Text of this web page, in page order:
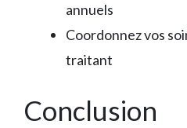
annuels
Coordonnez vos
traitant
Conclusion